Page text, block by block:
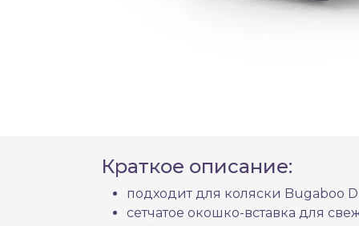
Краткое описание:
подходит для коляски Bugaboo
сетчатое окошко-вставка для